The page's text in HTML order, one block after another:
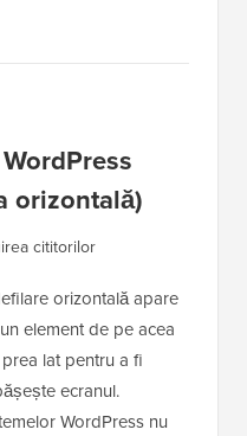
orizontală)
cititorilor
orizontală apare
element de pe acea
lat pentru a fi
ecranul.
WordPress nu